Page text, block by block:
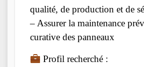
qualité, de production et de
– Assurer la maintenance
curative des panneaux
Profil recherché :